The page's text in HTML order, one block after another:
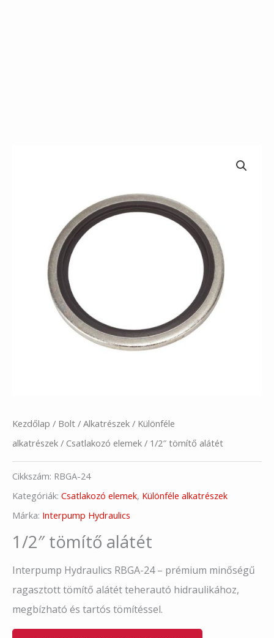
Kezdőlap / Bolt / Alkatrészek / Különféle
alkatrészek / Csatlakozó elemek / 1/2″ tömítő alátét
Cikkszám: RBGA-24
Kategóriák: Csatlakozó elemek, Különféle alkatrészek
Márka: Interpump Hydraulics
1/2″ tömítő alátét
Interpump Hydraulics RBGA-24 – prémium minőségű
ragasztott tömítő alátét teherautó hidraulikához,
megbízható és tartós tömítéssel.